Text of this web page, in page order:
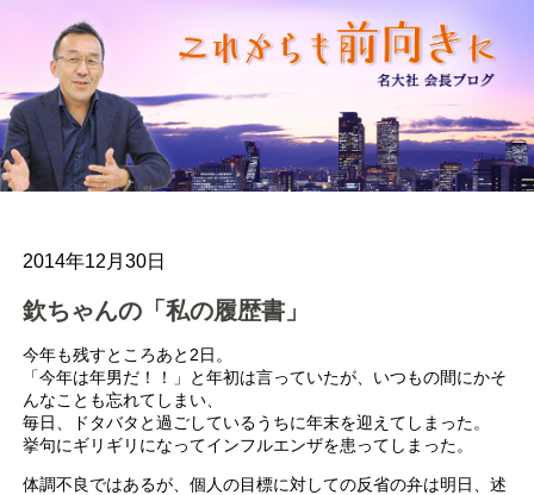
2014年12月30日
欽ちゃんの「私の履歴書」
今年も残すところあと2日。
「今年は年男だ！！」と年初は言っていたが、いつもの間にかそ
んなことも忘れてしまい、
毎日、ドタバタと過ごしているうちに年末を迎えてしまった。
挙句にギリギリになってインフルエンザを患ってしまった。
体調不良ではあるが、個人の目標に対しての反省の弁は明日、述